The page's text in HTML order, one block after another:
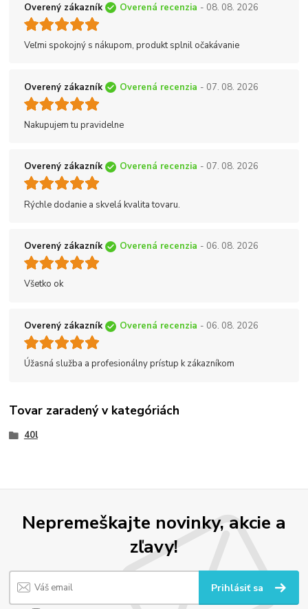
Overený zákazník Overená recenzia - 08. 08. 2026
Veľmi spokojný s nákupom, produkt splnil očakávanie
Overený zákazník Overená recenzia - 07. 08. 2026
Nakupujem tu pravidelne
Overený zákazník Overená recenzia - 07. 08. 2026
Rýchle dodanie a skvelá kvalita tovaru.
Overený zákazník Overená recenzia - 06. 08. 2026
Všetko ok
Overený zákazník Overená recenzia - 06. 08. 2026
Úžasná služba a profesionálny prístup k zákazníkom
Tovar zaradený v kategóriách
40l
Nepremeškajte novinky, akcie a
zľavy!
Prihlásiť sa